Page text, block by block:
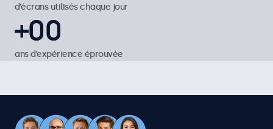
3
5
3
5 555
d’écrans utilisés chaque jour
1
2
3
4
1
2
3
4
1
2
3
4
1
2
3
4
1
2
3
4
1
3
4
3
4
ans d’expérience éprouvée
20+
+0
0
1
2
0
0
1
2